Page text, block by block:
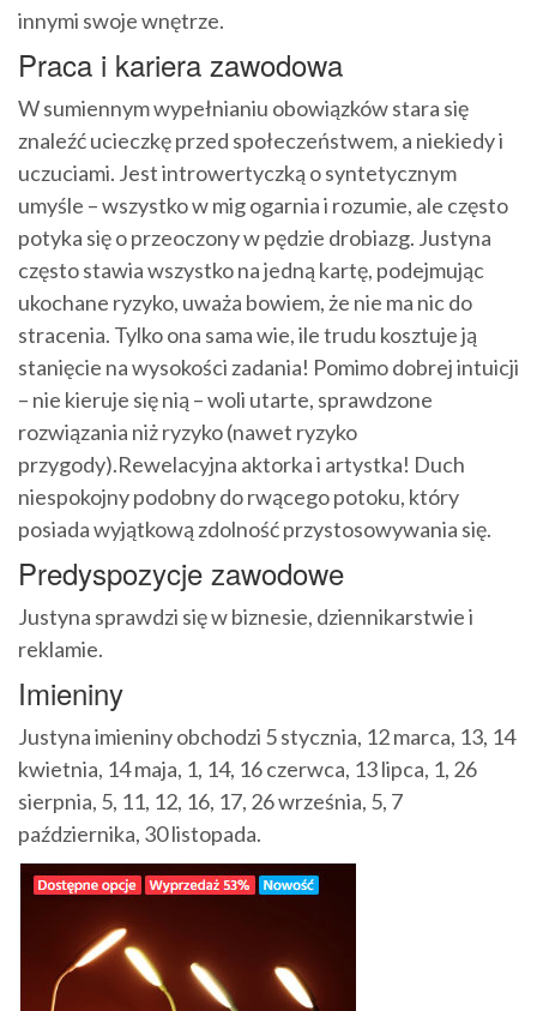
innymi swoje wnętrze.
Praca i kariera zawodowa
W sumiennym wypełnianiu obowiązków stara się
znaleźć ucieczkę przed społeczeństwem, a niekiedy i
uczuciami. Jest introwertyczką o syntetycznym
umyśle – wszystko w mig ogarnia i rozumie, ale często
potyka się o przeoczony w pędzie drobiazg. Justyna
często stawia wszystko na jedną kartę, podejmując
ukochane ryzyko, uważa bowiem, że nie ma nic do
stracenia. Tylko ona sama wie, ile trudu kosztuje ją
stanięcie na wysokości zadania! Pomimo dobrej intuicji
– nie kieruje się nią – woli utarte, sprawdzone
rozwiązania niż ryzyko (nawet ryzyko
przygody).Rewelacyjna aktorka i artystka! Duch
niespokojny podobny do rwącego potoku, który
posiada wyjątkową zdolność przystosowywania się.
Predyspozycje zawodowe
Justyna sprawdzi się w biznesie, dziennikarstwie i
reklamie.
Imieniny
Justyna imieniny obchodzi 5 stycznia, 12 marca, 13, 14
kwietnia, 14 maja, 1, 14, 16 czerwca, 13 lipca, 1, 26
sierpnia, 5, 11, 12, 16, 17, 26 września, 5, 7
października, 30 listopada.